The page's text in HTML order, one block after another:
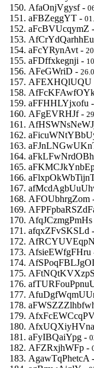
AfaOnjVgysf -
aFBZeggYT -
aFcBVUcqymZ -
aFcYRynAvt -
aFDffxkegnji -
AFeGWriD -
AFEXHQlUQU
aFFHHLYjxofu -
AFgEVRHJf -
AFOUbhrgZom
AfqJCzmgPmHs
afqxZFvSKSLd -
AfsieEWfgFHru
aFyIBQaiYpg -
AFZRxjhWFp -
AgawTqPhetcA -